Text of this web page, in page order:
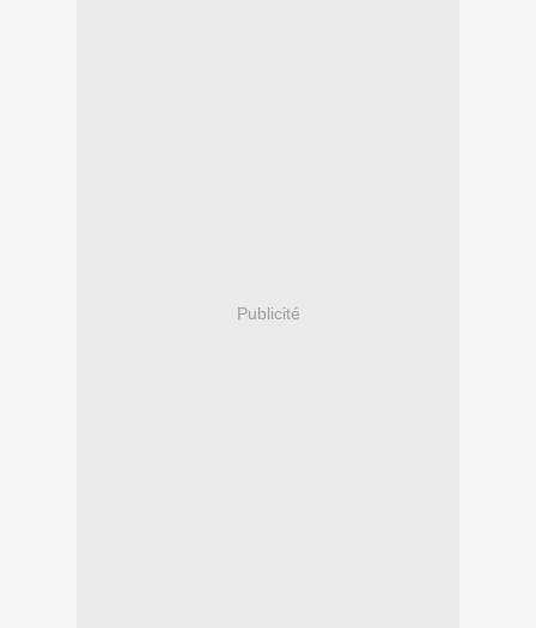
Publicité